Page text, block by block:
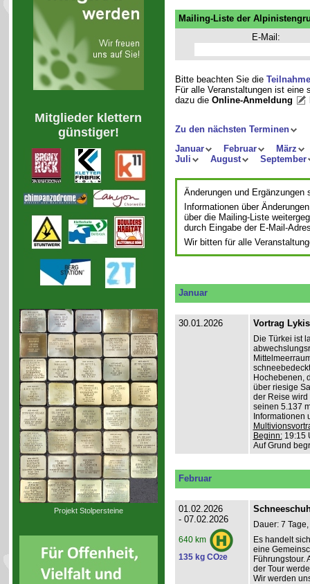
Mitglieder klettern
günstiger!
Projekt Stolpersteine
Mailing-Liste der
E-Mail:
Bitte beachten Sie die
Für alle Veranstaltungen ist
dazu die Online-Anmeldung
Zu den nächsten Terminen
Januar
Februar
März
Juli
August September
Änderungen und Ergänzungen
Informationen über
über die Mailing-Liste
durch Eingabe der E-Mail-
Wir bitten für alle
Januar
30.01.2026 Vortrag
Die Türkei ist
Hochebenen,
über riesige
der Reise wird
seinen 5.137
Informationen
Beginn:19:15
Auf Grund
Februar
01.02.2026
- 07.02.2026
640 km
135 kg CO2e
Dauer: 7
Es handelt
eine
Führungstour.
der Tour
Wir werden